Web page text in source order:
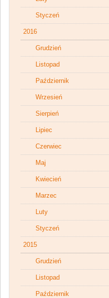
Styczeń
2016
Grudzień
Listopad
Październik
Wrzesień
Sierpień
Lipiec
Czerwiec
Maj
Kwiecień
Marzec
Luty
Styczeń
2015
Grudzień
Listopad
Październik